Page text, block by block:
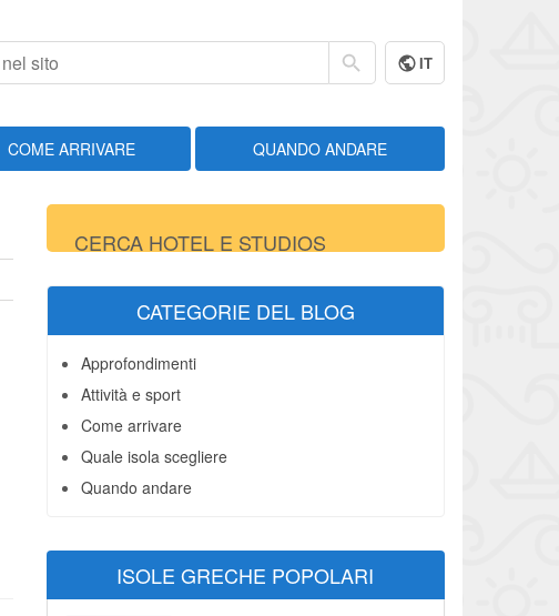
IT
COME ARRIVARE QUANDO ANDARE
CERCA HOTEL E STUDIOS
CATEGORIE DEL BLOG
Approfondimenti
Attività e sport
Come arrivare
Quale isola scegliere
Quando andare
ISOLE GRECHE POPOLARI